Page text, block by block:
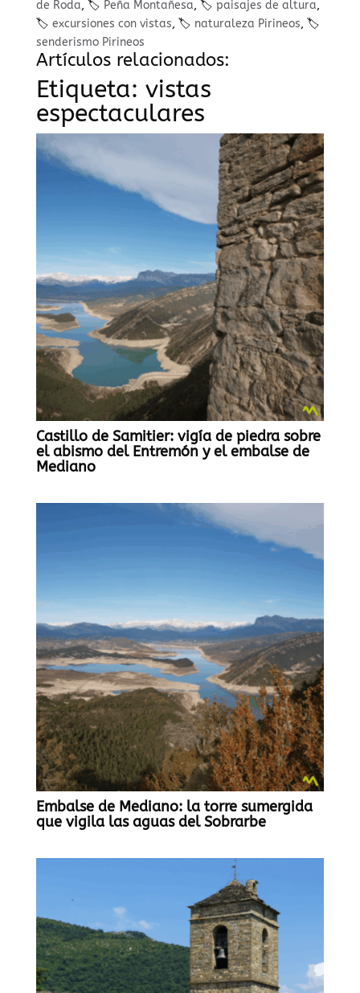
de Roda, 🏷️ Peña Montañesa, 🏷️ paisajes de altura,
🏷️ excursiones con vistas, 🏷️ naturaleza Pirineos, 🏷️
senderismo Pirineos
Artículos relacionados:
Etiqueta: vistas
espectaculares
Castillo de Samitier: vigía de piedra sobre
el abismo del Entremón y el embalse de
Mediano
Embalse de Mediano: la torre sumergida
que vigila las aguas del Sobrarbe